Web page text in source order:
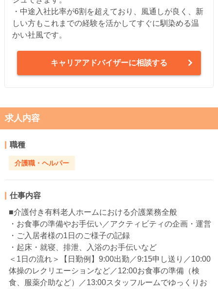
・中途入社比率が6割を超えており、風通しが良く、新
しい方もこれまでの経験を活かしてすぐに馴染める温
かい社風です。
キャリアアドバイザーに相談する
求人内容
職種
介護職・ヘルパー
仕事内容
■介護付き有料老人ホームにおける介護業務全般
・お食事の準備やお手伝い／アクティビティの企画・運営
・ご入居者様の1日のご様子の記録
・起床・就寝、排泄、入浴のお手伝いなど
＜1日の流れ＞【日勤例】9:00出勤／9:15申し送り／10:00
体操のレクリエーションなど／12:00お食事の準備（検
食、服薬介助など）／13:00スタッフルームでゆっくりお